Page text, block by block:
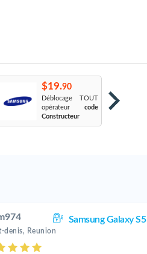
$19.90
Déblocage TOUT
opérateur code
Constructeur
Samsung Galaxy S5
denis, Reunion